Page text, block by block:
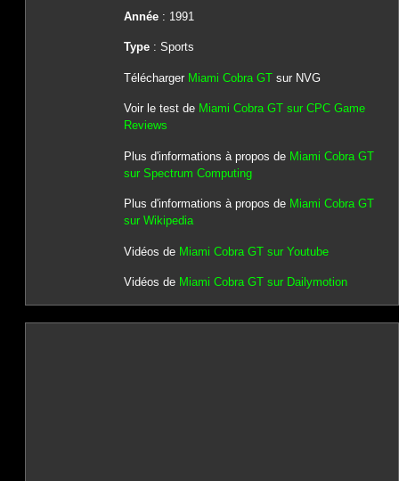
Année: 1991
Type: Sports
Télécharger Miami Cobra GTsur NVG
Voir le test de Miami Cobra GT sur CPC Game
Reviews
Plus d'informations à propos de Miami Cobra GT
sur Spectrum Computing
Plus d'informations à propos de Miami Cobra GT
sur Wikipedia
Vidéos de Miami Cobra GT sur Youtube
Vidéos de Miami Cobra GT sur Dailymotion